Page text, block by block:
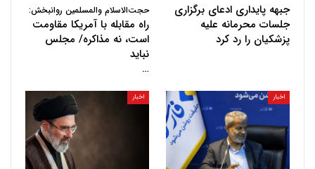
جبهه پایداری ادعای برگزاری
جلسات محرمانه علیه
پزشکیان را رد کرد
حجت‌الاسلام والمسلمین روانبخش:
راه مقابله با آمریکا مقاومت
است، نه مذاکره/ مجلس
نباید
…
اخبار اخبار